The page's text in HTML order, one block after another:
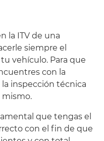
la ITV de una
siempre el
vehículo. Para que
con la
inspección técnica
mismo.
que tengas el
con el fin de que